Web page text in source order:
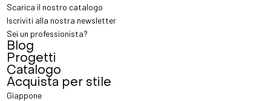
Scarica il nostro catalogo
Iscriviti alla nostra newsletter
Sei un professionista?
Blog
Progetti
Catalogo
Acquista per stile
Giappone